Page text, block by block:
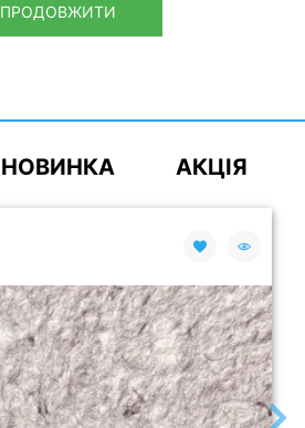
ПРОДОВЖИТИ
НОВИНКА АКЦІЯ